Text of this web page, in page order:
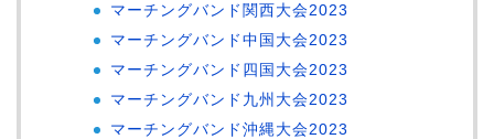
マーチングバンド関西大会2023
マーチングバンド中国大会2023
マーチングバンド四国大会2023
マーチングバンド九州大会2023
マーチングバンド沖縄大会2023